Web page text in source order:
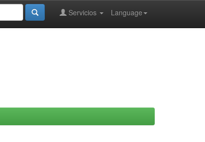
Language
Servicios